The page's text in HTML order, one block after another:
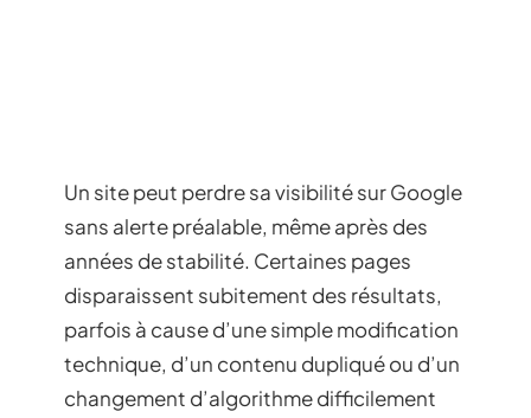
Un site peut perdre sa visibilité sur Google
sans alerte préalable, même après des
années de stabilité. Certaines pages
disparaissent subitement des résultats,
parfois à cause d’une simple modification
technique, d’un contenu dupliqué ou d’un
changement d’algorithme difficilement